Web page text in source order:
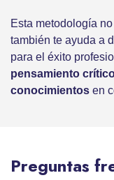
Esta metodología
también te ayuda a
para el éxito
pensamiento
conocimientos en
Preguntas